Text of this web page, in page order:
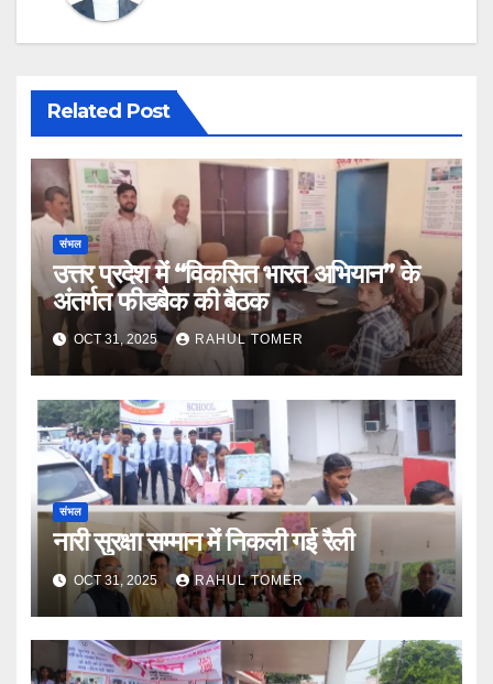
Related Post
संभल
उत्तर प्रदेश में “विकसित भारत अभियान” के
अंतर्गत फीडबैक की बैठक
OCT 31, 2025 RAHUL TOMER
संभल
नारी सुरक्षा सम्मान में निकली गई रैली
OCT 31, 2025 RAHUL TOMER